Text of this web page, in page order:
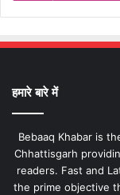
हमारे बारे में
Bebaaq Khabar is
Chhattisgarh
readers. Fast and
the prime objective